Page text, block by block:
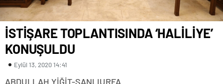
İSTİŞARE TOPLANTISINDA ‘HALİLİYE’
KONUŞULDU
Eylül 13, 2020 14:41
ABDULLAH YİĞİT-ŞANLIURFA